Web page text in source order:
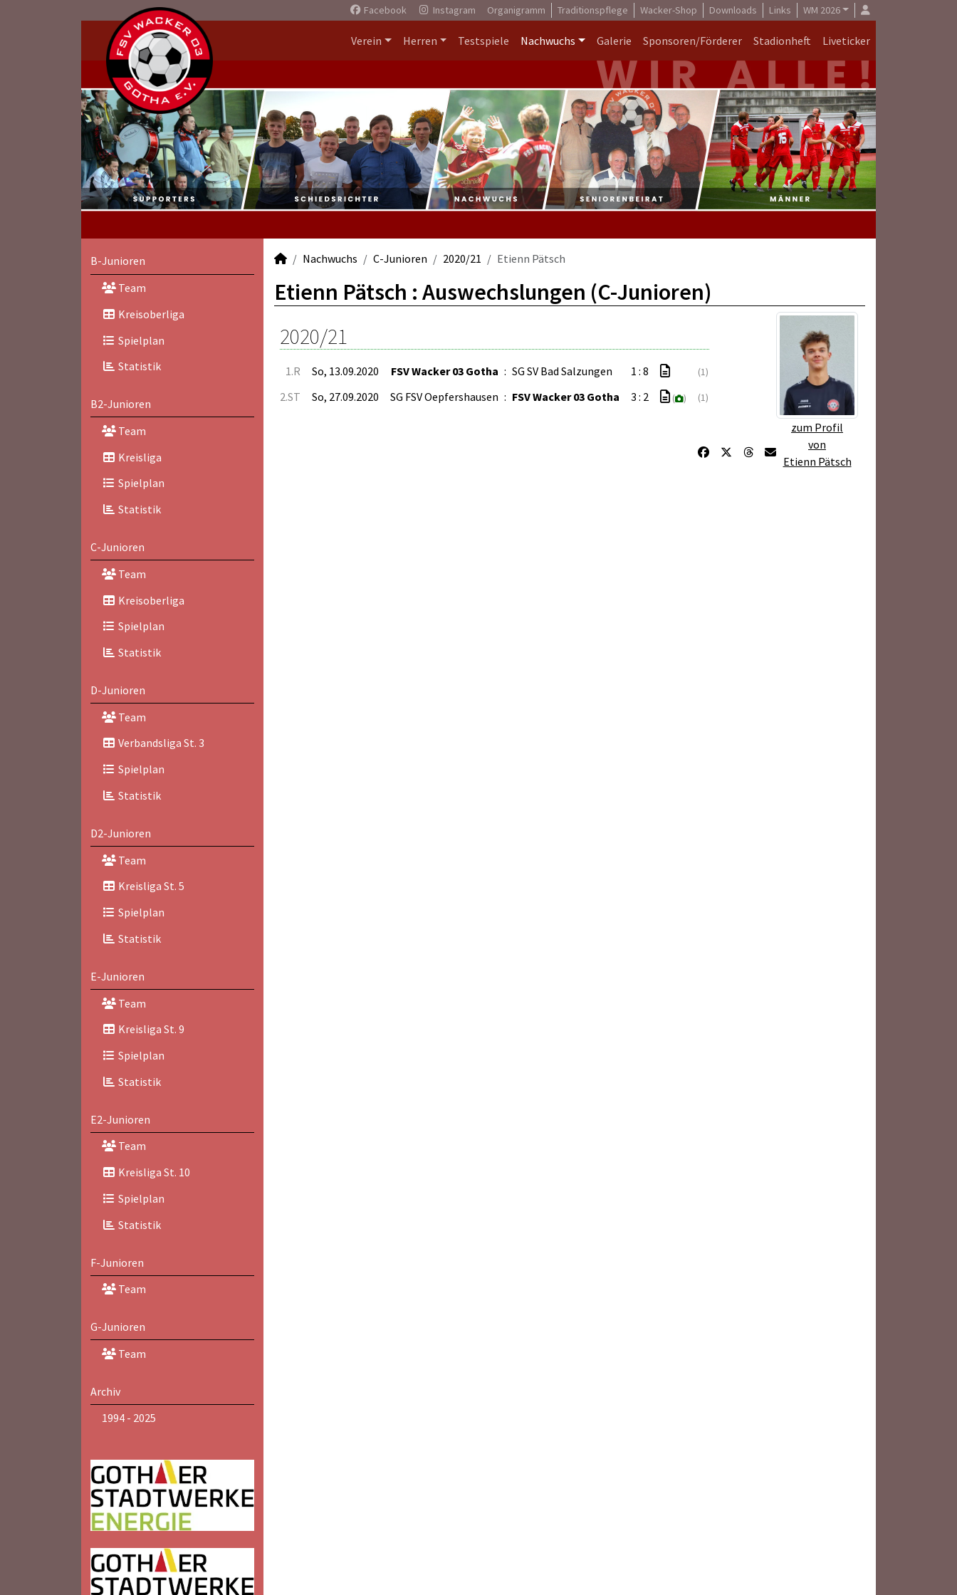
Facebook Instagram Organigramm Traditionspflege Wacker-Shop Downloads Links WM 2026
Verein Herren Testspiele Nachwuchs Galerie Sponsoren/Förderer Stadionheft Liveticker
B-Junioren
Team
Kreisoberliga
Spielplan
Statistik
B2-Junioren
Team
Kreisliga
Spielplan
Statistik
C-Junioren
Team
Kreisoberliga
Spielplan
Statistik
D-Junioren
Team
Verbandsliga St. 3
Spielplan
Statistik
D2-Junioren
Team
Kreisliga St. 5
Spielplan
Statistik
E-Junioren
Team
Kreisliga St. 9
Spielplan
Statistik
E2-Junioren
Team
Kreisliga St. 10
Spielplan
Statistik
F-Junioren
Team
G-Junioren
Team
Archiv
1994 - 2025
Nachwuchs C-Junioren 2020/21 Etienn Pätsch
Etienn Pätsch : Auswechslungen (C-Junioren)
zum Profil
von
Etienn Pätsch
2020/21
1.R So, 13.09.2020 FSV Wacker 03 Gotha : SG SV Bad Salzungen 1 : 8 (1)
2.ST So, 27.09.2020 SG FSV Oepfershausen : FSV Wacker 03 Gotha 3 : 2 ( ) (1)